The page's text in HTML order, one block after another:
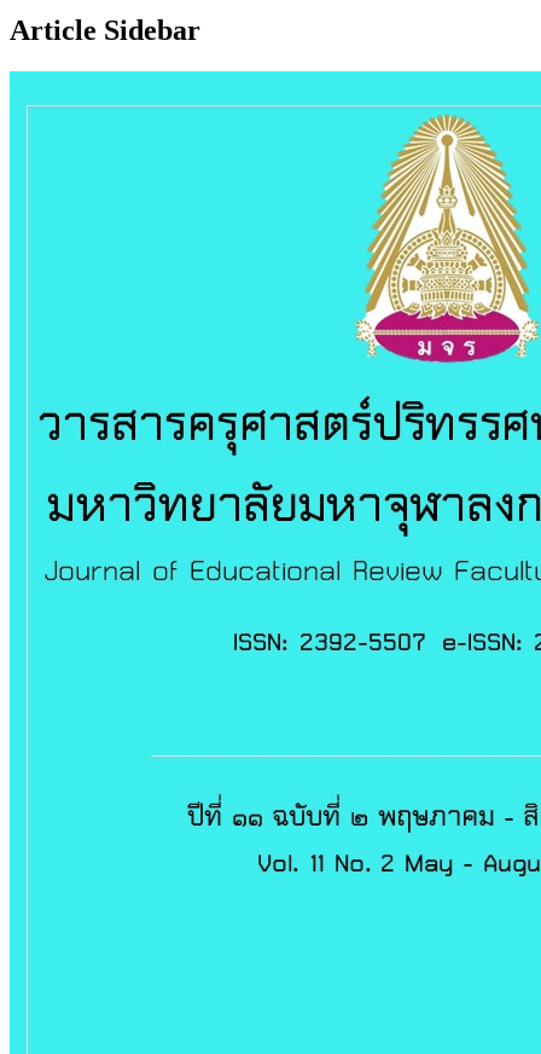
Article Sidebar